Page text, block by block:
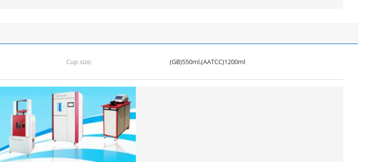
Cup size: (GB)550ml,(AATCC)1200ml